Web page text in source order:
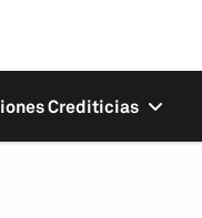
Crediticias